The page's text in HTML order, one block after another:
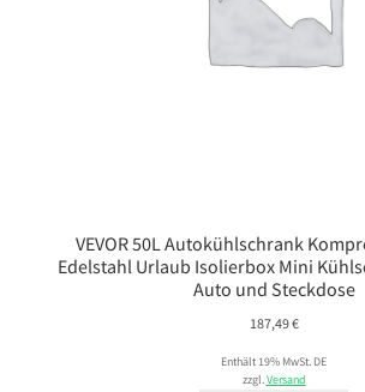
VEVOR 50L Autokühlschrank
Edelstahl Urlaub Isolierbox Mini
Auto und Steckdose
187,49€
Enthält 19% MwSt. DE
zzgl.Versand